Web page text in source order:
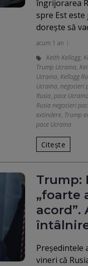
îngrijorarea
spre Est
dorește să
acum 1 an
Keith Kellogg,
Trump Ucraina,
Ucraina, Kellogg
Ucraina, negocieri
Rusia, pace
Rusia negocieri
extindere, Trump
pace Ucraina
Citește
Trump:
„foarte
acord”.
Președintele
vineri că